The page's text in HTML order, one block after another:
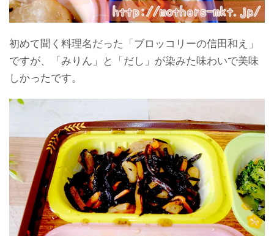
初めて聞く料理名だった「ブロッコリーの信田和え」
ですが、「みりん」と「だし」が染みた味わいで美味
しかったです。